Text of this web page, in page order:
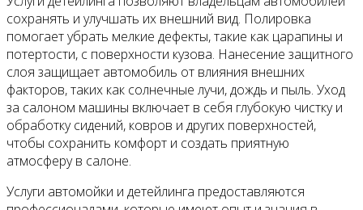
сохранять и улучшать их внешний вид. Полировка
помогает убрать мелкие дефекты, такие как царапины и
потертости, с поверхности кузова. Нанесение защитного
слоя защищает автомобиль от влияния внешних
факторов, таких как солнечные лучи, дождь и пыль. Уход
за салоном машины включает в себя глубокую чистку и
обработку сидений, ковров и других поверхностей,
чтобы сохранить комфорт и создать приятную
атмосферу в салоне.
Услуги автомойки и детейлинга предоставляются